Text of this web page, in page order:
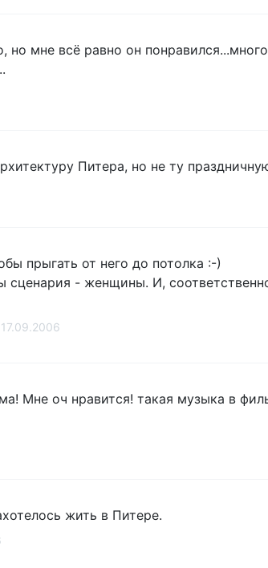
но мне всё равно он
Питера, но не ту
прыгать от него до потолка :-)
сценария - женщины. И,
17.09.2006
Мне оч нравится! такая музыка в
жить в Питере.